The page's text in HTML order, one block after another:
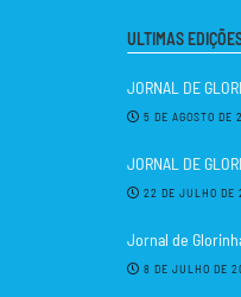
ULTIMAS
JORNAL DE
5 DE AGOSTO DE
JORNAL DE
22 DE JULHO DE
Jornal de
8 DE JULHO DE